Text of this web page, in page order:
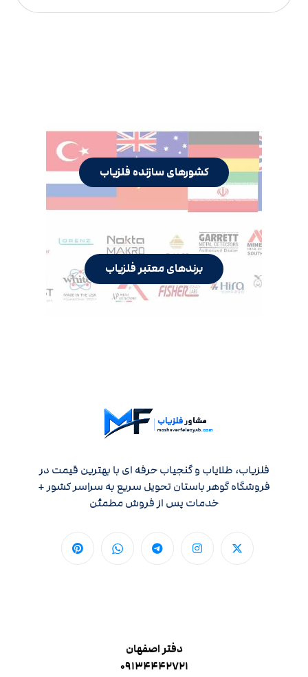
کشورهای سازنده فلزیاب
برندهای معتبر فلزیاب
فلزیاب، طلایاب و گنجیاب حرفه ای با بهترین قیمت در
فروشگاه گوهر باستان تحویل سریع به سراسر کشور +
خدمات پس از فروش مطمئن
دفتر اصفهان
۰۹۱۳۴۴۴۲۷۲۱